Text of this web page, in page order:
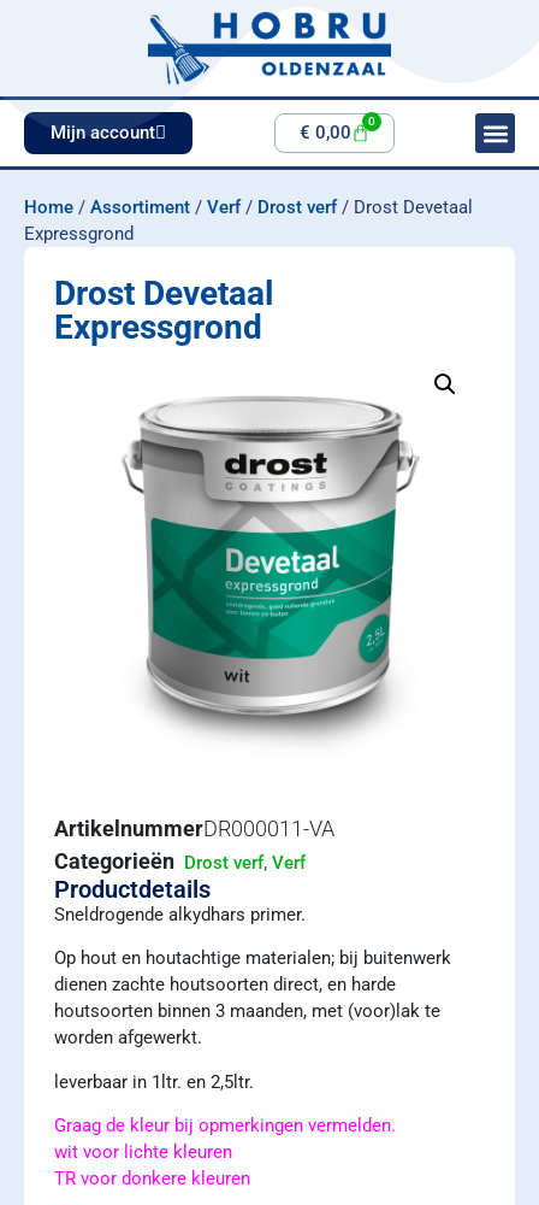
Mijn account € 0,00
0
Home / Assortiment / Verf/ Drost verf/ Drost Devetaal
Expressgrond
Drost Devetaal
Expressgrond
ArtikelnummerDR000011-VA
Categorieën Drost verf, Verf
Productdetails
Sneldrogende alkydhars primer.
Op hout en houtachtige materialen; bij buitenwerk
dienen zachte houtsoorten direct, en harde
houtsoorten binnen 3 maanden, met (voor)lak te
worden afgewerkt.
leverbaar in 1ltr. en 2,5ltr.
Graag de kleur bij opmerkingen vermelden.
wit voor lichte kleuren
TR voor donkere kleuren